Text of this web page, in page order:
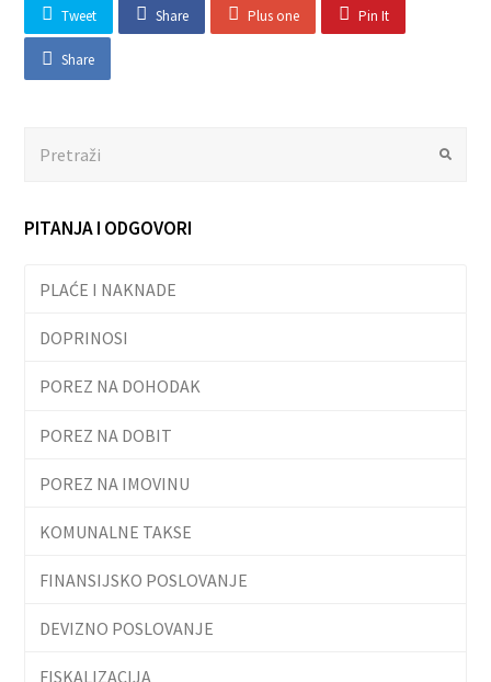
Tweet Share Plus one Pin It
Share
PITANJA I ODGOVORI
PLAĆE I NAKNADE
DOPRINOSI
POREZ NA DOHODAK
POREZ NA DOBIT
POREZ NA IMOVINU
KOMUNALNE TAKSE
FINANSIJSKO POSLOVANJE
DEVIZNO POSLOVANJE
FISKALIZACIJA